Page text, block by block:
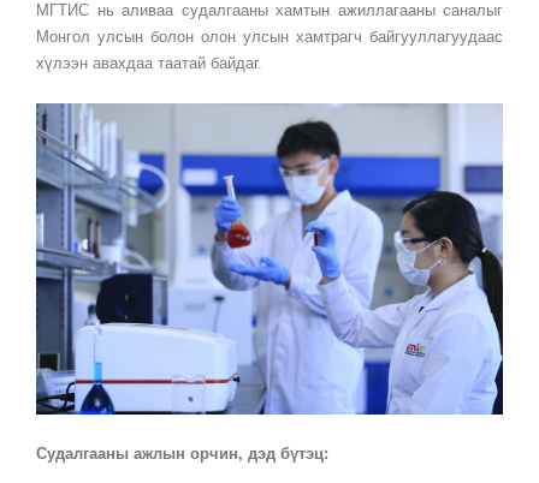
МГТИС нь аливаа судалгааны хамтын ажиллагааны саналыг
Монгол улсын болон олон улсын хамтрагч байгууллагуудаас
хүлээн авахдаа таатай байдаг.
Судалгааны ажлын орчин, дэд бүтэц: